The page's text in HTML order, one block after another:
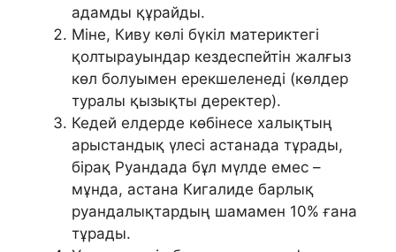
адамды құрайды.
Міне, Киву көлі бүкіл материктегі
қолтырауындар кездеспейтін жалғыз
көл болуымен ерекшеленеді (көлдер
туралы қызықты деректер).
Кедей елдерде көбінесе халықтың
арыстандық үлесі астанада тұрады,
бірақ Руандада бұл мүлде емес –
мұнда, астана Кигалиде барлық
руандалықтардың шамамен 10% ғана
тұрады.